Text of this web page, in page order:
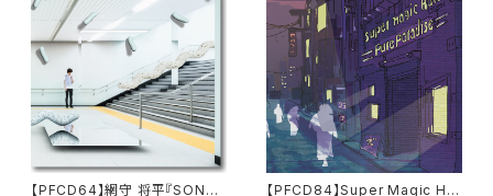
【PFCD64】網守 将平『SONAS
【PFCD84】Super Magic Hat